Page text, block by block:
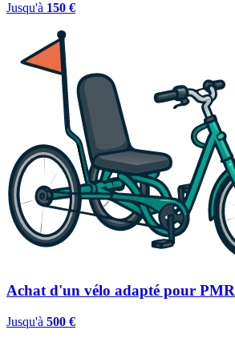
Jusqu'à 150 €
Achat d'un vélo adapté pour PMR
Jusqu'à 500 €